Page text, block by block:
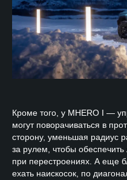
Кроме того, у MHERO I —
могут поворачиваться в
сторону, уменьшая радиус
за рулем, чтобы
при перестроениях. А еще
ехать наискосок, по